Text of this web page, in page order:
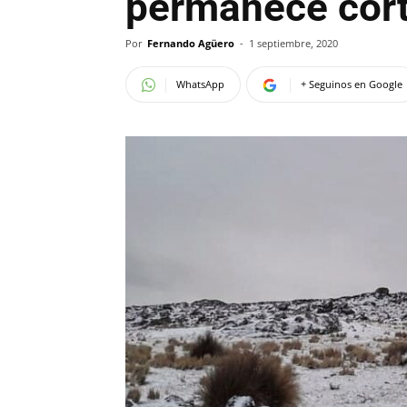
Por Fernando Agüero - 1 septiembre, 2020
WhatsApp + Seguinos en Google